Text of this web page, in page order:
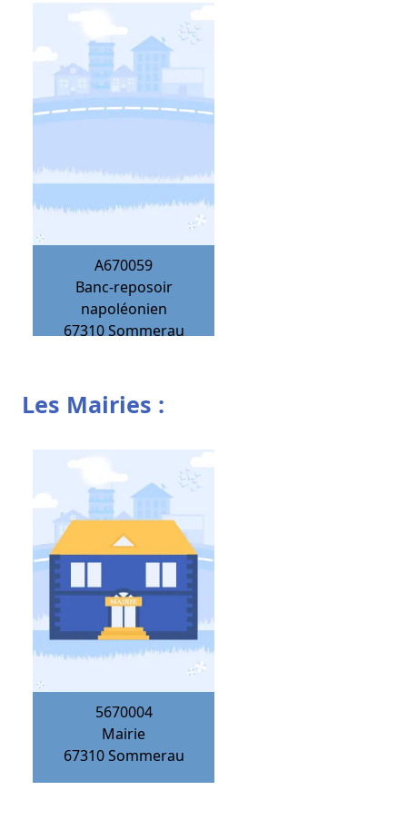
A670059
Banc-reposoir
napoléonien
67310 Sommerau
Les Mairies :
5670004
Mairie
67310 Sommerau